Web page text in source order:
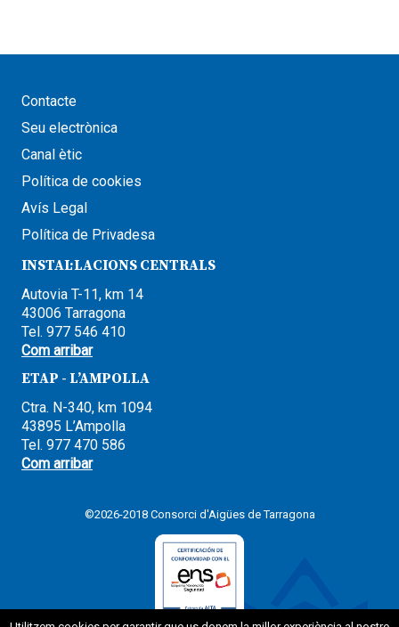
Contacte
Seu electrònica
Canal ètic
Política de cookies
Avís Legal
Política de Privadesa
INSTAL·LACIONS CENTRALS
Autovia T-11, km 14
43006 Tarragona
Tel. 977 546 410
Com arribar
ETAP - L’AMPOLLA
Ctra. N-340, km 1094
43895 L’Ampolla
Tel. 977 470 586
Com arribar
©2026-2018 Consorci d'Aigües de Tarragona